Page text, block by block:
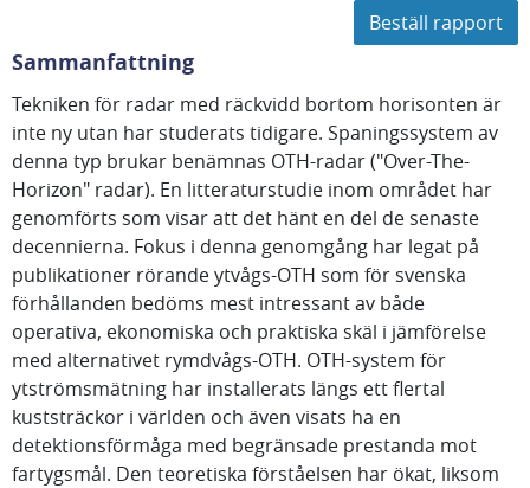
Beställ rapport
Sammanfattning
Tekniken för radar med räckvidd bortom horisonten är
inte ny utan har studerats tidigare. Spaningssystem av
denna typ brukar benämnas OTH-radar ("Over-The-
Horizon" radar). En litteraturstudie inom området har
genomförts som visar att det hänt en del de senaste
decennierna. Fokus i denna genomgång har legat på
publikationer rörande ytvågs-OTH som för svenska
förhållanden bedöms mest intressant av både
operativa, ekonomiska och praktiska skäl i jämförelse
med alternativet rymdvågs-OTH. OTH-system för
ytströmsmätning har installerats längs ett flertal
kuststräckor i världen och även visats ha en
detektionsförmåga med begränsade prestanda mot
fartygsmål. Den teoretiska förståelsen har ökat, liksom